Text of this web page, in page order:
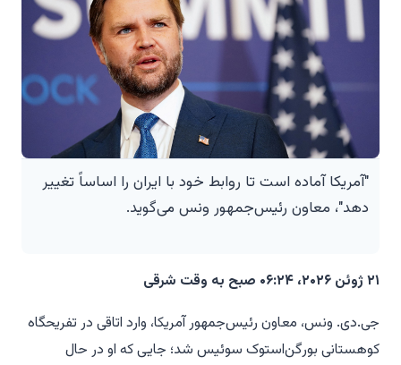
"آمریکا آماده است تا روابط خود با ایران را اساساً تغییر
دهد"، معاون رئیس‌جمهور ونس می‌گوید.
۲۱ ژوئن ۲۰۲۶، ۰۶:۲۴ صبح به وقت شرقی
جی.دی. ونس، معاون رئیس‌جمهور آمریکا، وارد اتاقی در تفریحگاه
کوهستانی بورگن‌استوک سوئیس شد؛ جایی که او در حال